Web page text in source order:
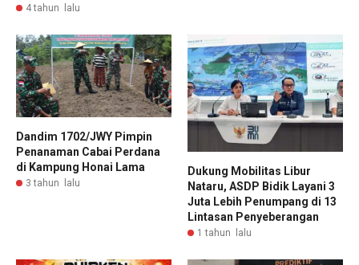
4 tahun lalu
Dandim 1702/JWY Pimpin
Penanaman Cabai Perdana
di Kampung Honai Lama
3 tahun lalu
Dukung Mobilitas Libur
Nataru, ASDP Bidik Layani 3
Juta Lebih Penumpang di 13
Lintasan Penyeberangan
1 tahun lalu